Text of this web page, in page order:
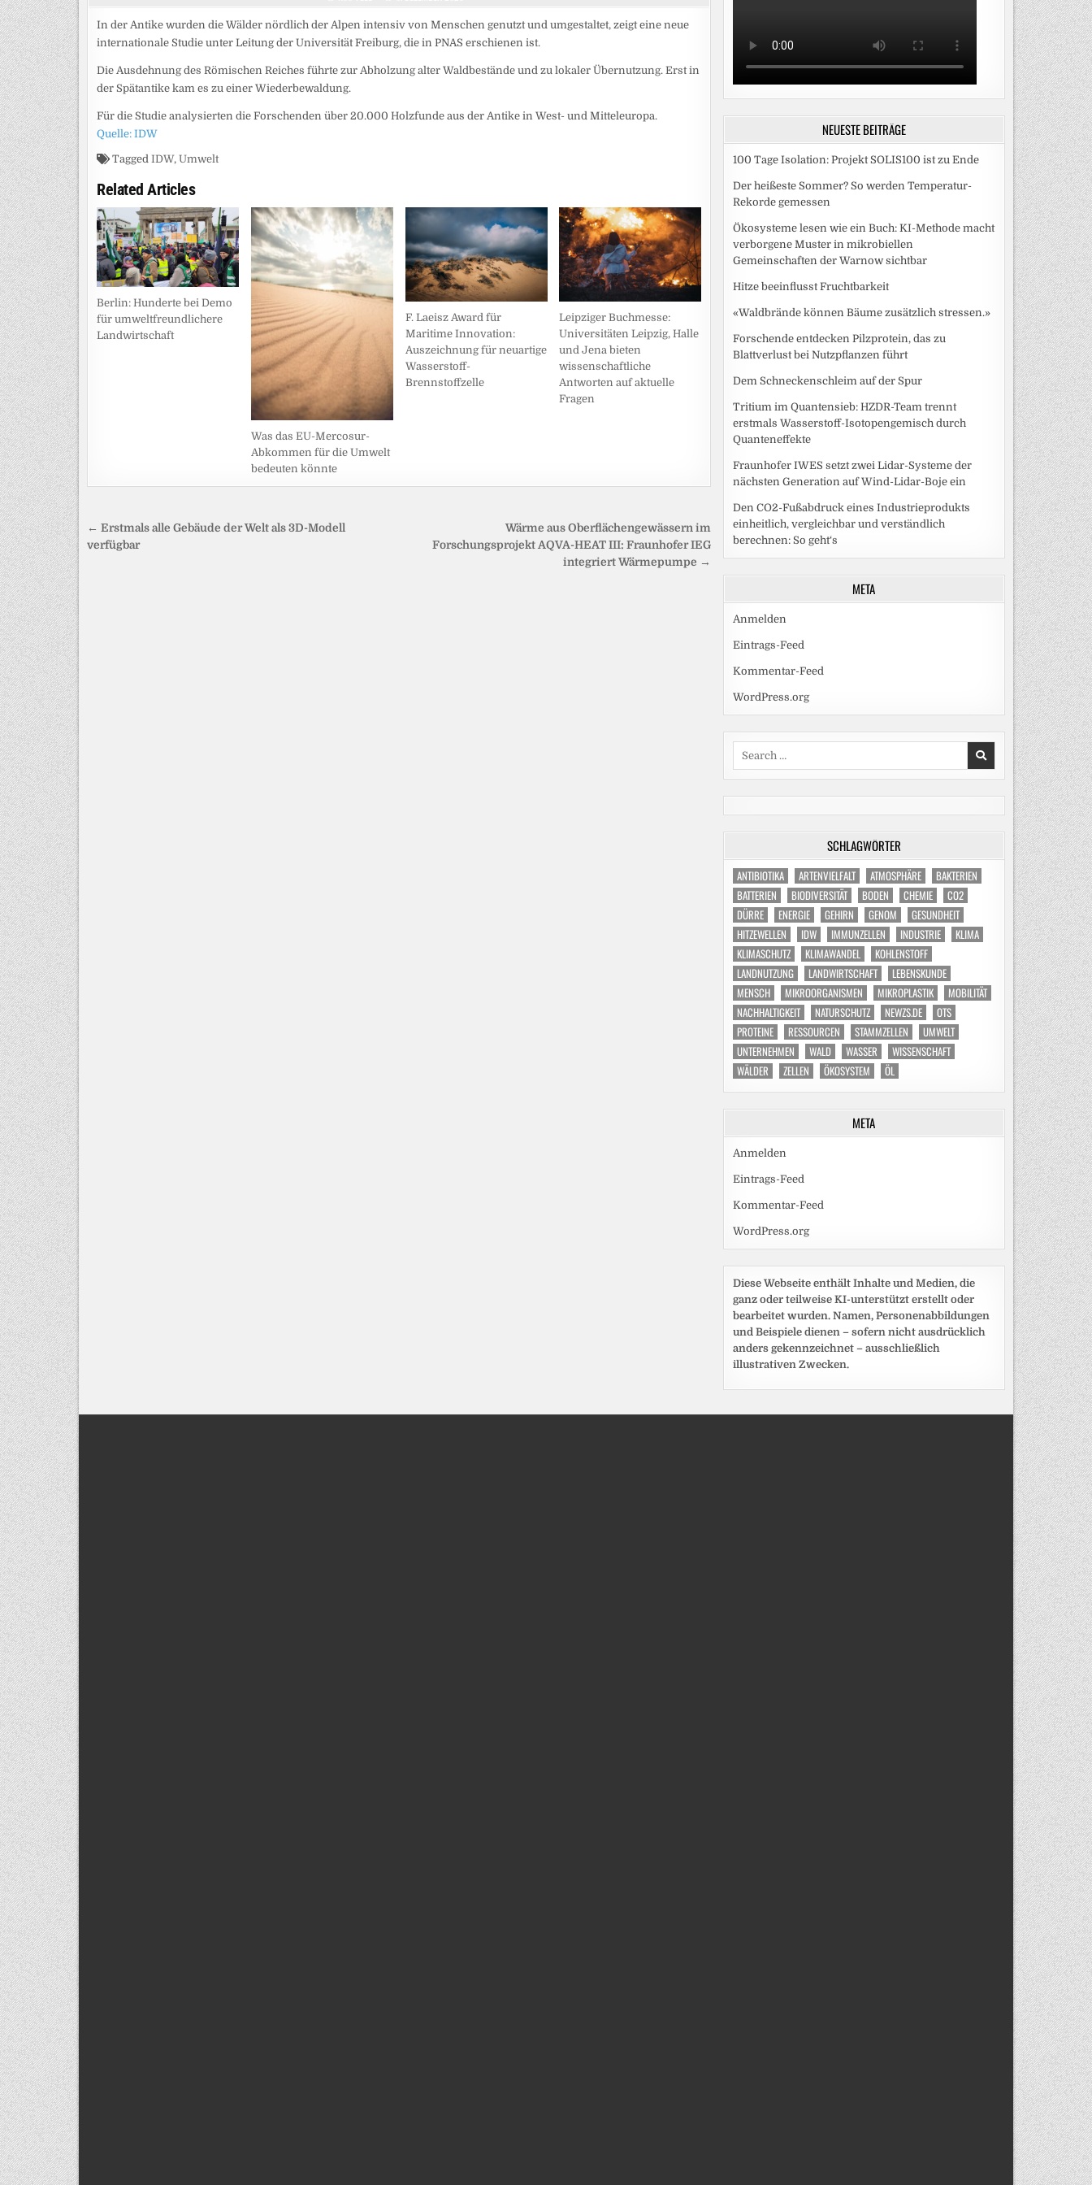
In der Antike wurden die Wälder nördlich der Alpen intensiv von Menschen genutzt und umgestaltet, zeigt eine neue
internationale Studie unter Leitung der Universität Freiburg, die in PNAS erschienen ist.
Die Ausdehnung des Römischen Reiches führte zur Abholzung alter Waldbestände und zu lokaler Übernutzung. Erst in
der Spätantike kam es zu einer Wiederbewaldung.
Für die Studie analysierten die Forschenden über 20.000 Holzfunde aus der Antike in West- und Mitteleuropa.
Quelle: IDW
Tagged IDW, Umwelt
Related Articles
Berlin: Hunderte bei Demo
für umweltfreundlichere
Landwirtschaft
Was das EU-Mercosur-
Abkommen für die Umwelt
bedeuten könnte
F. Laeisz Award für
Maritime Innovation:
Auszeichnung für neuartige
Wasserstoff-
Brennstoffzelle
Leipziger Buchmesse:
Universitäten Leipzig, Halle
und Jena bieten
wissenschaftliche
Antworten auf aktuelle
Fragen
Beitragsnavigation
Wärme aus Oberflächengewässern im
Forschungsprojekt AQVA-HEAT III: Fraunhofer IEG
integriert Wärmepumpe →
← Erstmals alle Gebäude der Welt als 3D-Modell
verfügbar
NEUESTE BEITRÄGE
100 Tage Isolation: Projekt SOLIS100 ist zu Ende
Der heißeste Sommer? So werden Temperatur-
Rekorde gemessen
Ökosysteme lesen wie ein Buch: KI-Methode macht
verborgene Muster in mikrobiellen
Gemeinschaften der Warnow sichtbar
Hitze beeinflusst Fruchtbarkeit
«Waldbrände können Bäume zusätzlich stressen.»
Forschende entdecken Pilzprotein, das zu
Blattverlust bei Nutzpflanzen führt
Dem Schneckenschleim auf der Spur
Tritium im Quantensieb: HZDR-Team trennt
erstmals Wasserstoff-Isotopengemisch durch
Quanteneffekte
Fraunhofer IWES setzt zwei Lidar-Systeme der
nächsten Generation auf Wind-Lidar-Boje ein
Den CO2-Fußabdruck eines Industrieprodukts
einheitlich, vergleichbar und verständlich
berechnen: So geht‘s
META
Anmelden
Eintrags-Feed
Kommentar-Feed
WordPress.org
SCHLAGWÖRTER
ANTIBIOTIKA ARTENVIELFALT ATMOSPHÄRE
BAKTERIEN
BATTERIEN
BIODIVERSITÄT BODEN CHEMIE
CO2
DÜRRE
ENERGIE GEHIRN GENOM
GESUNDHEIT
HITZEWELLEN
IDW IMMUNZELLEN INDUSTRIE
KLIMA
KLIMASCHUTZ
KLIMAWANDEL
KOHLENSTOFF
LANDNUTZUNG
LANDWIRTSCHAFT
LEBENSKUNDE
MENSCH
MIKROORGANISMEN MIKROPLASTIK
MOBILITÄT
NACHHALTIGKEIT
NATURSCHUTZ NEWZS.DE
OTS
PROTEINE
RESSOURCEN STAMMZELLEN
UMWELT
UNTERNEHMEN
WALD WASSER
WISSENSCHAFT
WÄLDER
ZELLEN ÖKOSYSTEM ÖL
META
Anmelden
Eintrags-Feed
Kommentar-Feed
WordPress.org
Diese Webseite enthält Inhalte und Medien, die
ganz oder teilweise KI-unterstützt erstellt oder
bearbeitet wurden. Namen, Personenabbildungen
und Beispiele dienen – sofern nicht ausdrücklich
anders gekennzeichnet – ausschließlich
illustrativen Zwecken.